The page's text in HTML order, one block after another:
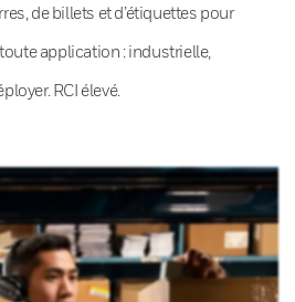
de billets et d’étiquettes pour
application : industrielle,
RCI élevé.